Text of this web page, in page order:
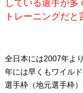
している選手が
トレーニングだと
全日本には2007年よ
年には早くもワイル
選手枠（地元選手枠